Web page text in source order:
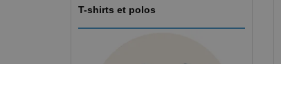
T-shirts et polos